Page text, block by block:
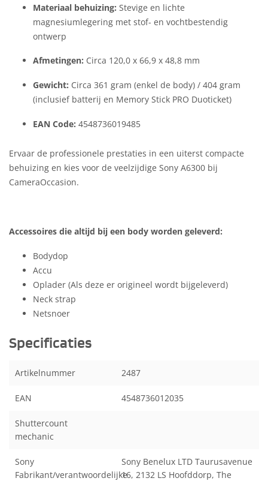
Materiaal behuizing: Stevige en lichte
magnesiumlegering met stof- en vochtbestendig
ontwerp
Afmetingen: Circa 120,0 x 66,9 x 48,8 mm
Gewicht: Circa 361 gram (enkel de body) / 404 gram
(inclusief batterij en Memory Stick PRO Duoticket)
EAN Code: 4548736019485
Ervaar de professionele prestaties in een uiterst compacte
behuizing en kies voor de veelzijdige Sony A6300 bij
CameraOccasion.
Accessoires die altijd bij een body worden geleverd:
Bodydop
Accu
Oplader (Als deze er origineel wordt bijgeleverd)
Neck strap
Netsnoer
Specificaties
Artikelnummer 2487
EAN 4548736012035
Shuttercount
mechanic
Sony
Fabrikant/verantwoordelijke
Sony Benelux LTD Taurusavenue
16, 2132 LS Hoofddorp, The